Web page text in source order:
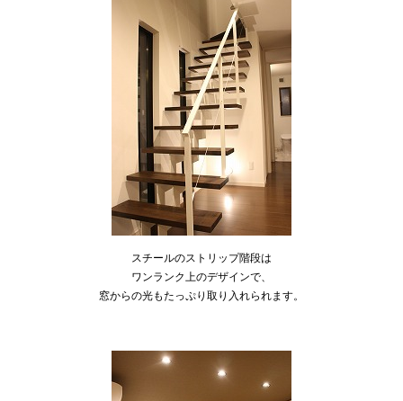
スチールのストリップ階段は
ワンランク上のデザインで、
窓からの光もたっぷり取り入れられます。